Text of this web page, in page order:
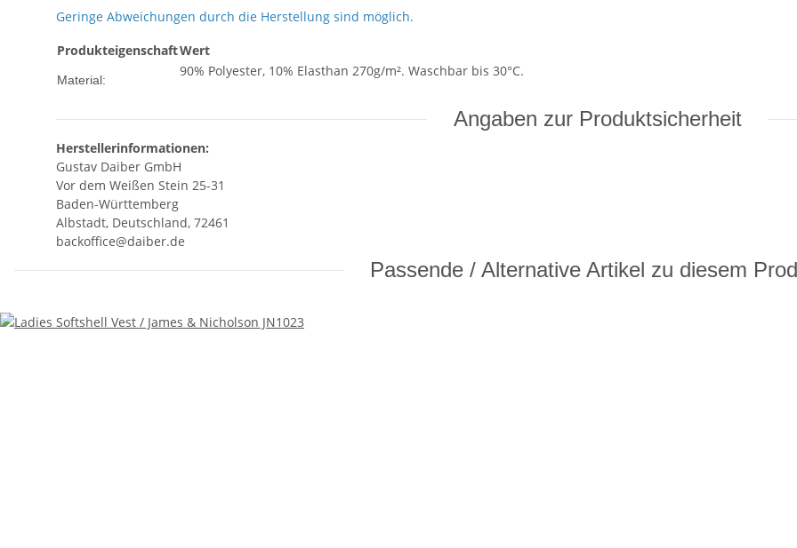
Geringe Abweichungen durch die Herstellung sind möglich.
ProdukteigenschaftWert
Material:
90% Polyester, 10% Elasthan 270g/m². Waschbar bis 30°C.
Angaben zur Produktsicherheit
Herstellerinformationen:
Gustav Daiber GmbH
Vor dem Weißen Stein 25-31
Baden-Württemberg
Albstadt, Deutschland, 72461
backoffice@daiber.de
Passende / Alternative Artikel zu diesem